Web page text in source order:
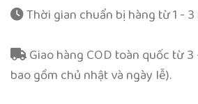
Thời gian chuẩn bị hàng từ 1 - 3
Giao hàng COD toàn quốc từ
bao gồm chủ nhật và ngày lễ).